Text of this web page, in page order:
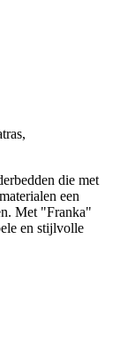
die met
een
Met "Franka"
en stijlvolle